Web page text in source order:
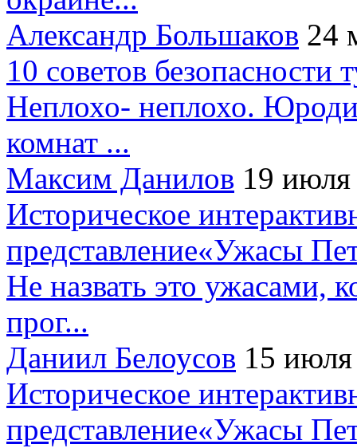
Александр Большаков 24
10 советов безопасности
Неплохо- неплохо.
комнат ...
Максим Данилов 19
Историческое
представление«Ужасы
Не назвать это ужасами,
прог...
Даниил Белоусов 15
Историческое
представление«Ужасы